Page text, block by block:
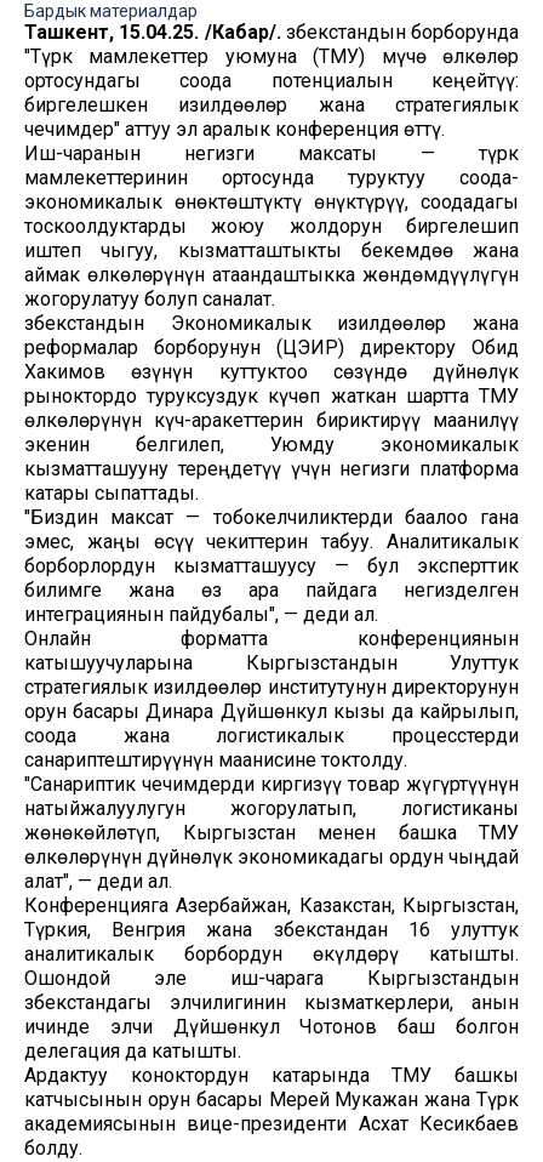
Бардык материалдар
Ташкент, 15.04.25. /Кабар/.Өзбекстандын борборунда
"Түрк мамлекеттер уюмуна (ТМУ) мүчө өлкөлөр
ортосундагы соода потенциалын кеңейтүү:
биргелешкен изилдөөлөр жана стратегиялык
чечимдер" аттуу эл аралык конференция өттү.
Иш-чаранын негизги максаты — түрк
мамлекеттеринин ортосунда туруктуу соода-
экономикалык өнөктөштүктү өнүктүрүү, соодадагы
тоскоолдуктарды жоюу жолдорун биргелешип
иштеп чыгуу, кызматташтыкты бекемдөө жана
аймак өлкөлөрүнүн атаандаштыкка жөндөмдүүлүгүн
жогорулатуу болуп саналат.
Өзбекстандын Экономикалык изилдөөлөр жана
реформалар борборунун (ЦЭИР) директору Обид
Хакимов өзүнүн куттуктоо сөзүндө дүйнөлүк
рыноктордо туруксуздук күчөп жаткан шартта ТМУ
өлкөлөрүнүн күч-аракеттерин бириктирүү маанилүү
экенин белгилеп, Уюмду экономикалык
кызматташууну тереңдетүү үчүн негизги платформа
катары сыпаттады.
"Биздин максат — тобокелчиликтерди баалоо гана
эмес, жаңы өсүү чекиттерин табуу. Аналитикалык
борборлордун кызматташуусу — бул эксперттик
билимге жана өз ара пайдага негизделген
интеграциянын пайдубалы", — деди ал.
Онлайн форматта конференциянын
катышуучуларына Кыргызстандын Улуттук
стратегиялык изилдөөлөр институтунун директорунун
орун басары Динара Дүйшөнкул кызы да кайрылып,
соода жана логистикалык процесстерди
санариптештирүүнүн маанисине токтолду.
"Санариптик чечимдерди киргизүү товар жүгүртүүнүн
натыйжалуулугун жогорулатып, логистиканы
жөнөкөйлөтүп, Кыргызстан менен башка ТМУ
өлкөлөрүнүн дүйнөлүк экономикадагы ордун чыңдай
алат", — деди ал.
Конференцияга Азербайжан, Казакстан, Кыргызстан,
Түркия, Венгрия жана Өзбекстандан 16 улуттук
аналитикалык борбордун өкүлдөрү катышты.
Ошондой эле иш-чарага Кыргызстандын
Өзбекстандагы элчилигинин кызматкерлери, анын
ичинде элчи Дүйшөнкул Чотонов баш болгон
делегация да катышты.
Ардактуу коноктордун катарында ТМУ башкы
катчысынын орун басары Мерей Мукажан жана Түрк
академиясынын вице-президенти Асхат Кесикбаев
болду.